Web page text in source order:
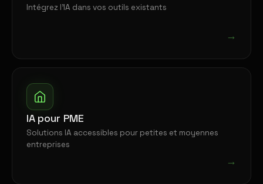
Intégrez l'IA dans vos outils existants
→
IA pour PME
Solutions IA accessibles pour petites et moyennes
entreprises
→